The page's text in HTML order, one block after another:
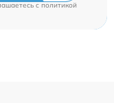
cполитикой